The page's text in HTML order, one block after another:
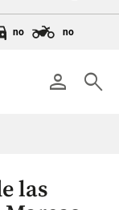
no no
person search
las